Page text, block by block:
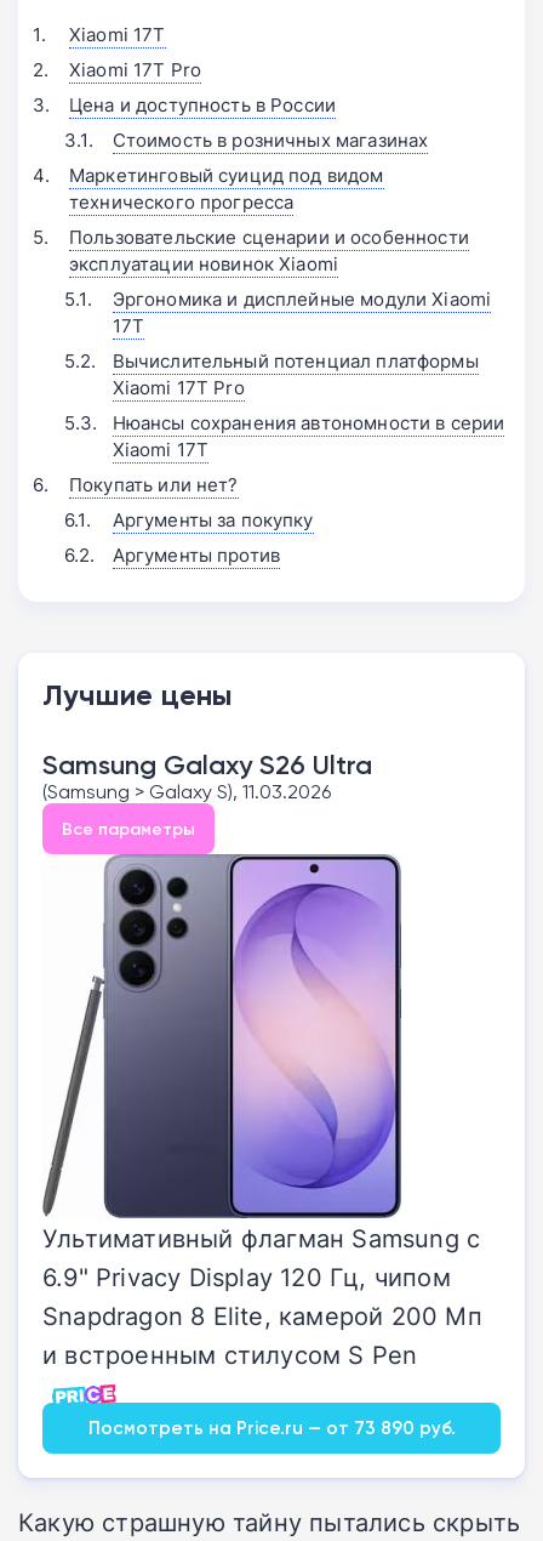
Xiaomi 17T
Xiaomi 17T Pro
Цена и доступность в России
Стоимость в розничных магазинах
Маркетинговый суицид под видом
технического прогресса
Пользовательские сценарии и особенности
эксплуатации новинок Xiaomi
Эргономика и дисплейные модули Xiaomi
17T
Вычислительный потенциал платформы
Xiaomi 17T Pro
Нюансы сохранения автономности в серии
Xiaomi 17T
Покупать или нет?
Аргументы за покупку
Аргументы против
Лучшие цены
Samsung Galaxy S26 Ultra
(Samsung > Galaxy S), 11.03.2026
Все параметры
Ультимативный флагман Samsung с
6.9" Privacy Display 120 Гц, чипом
Snapdragon 8 Elite, камерой 200 Мп
и встроенным стилусом S Pen
Посмотреть на Price.ru — от 73 890 руб.
Какую страшную тайну пытались скрыть